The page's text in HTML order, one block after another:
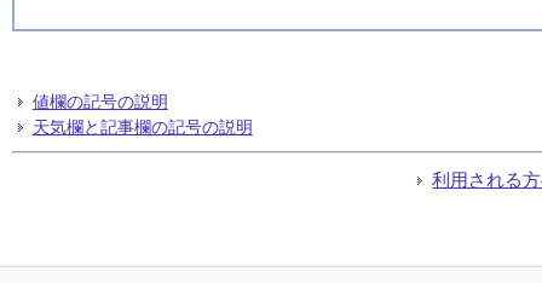
値欄の記号の説明
天気欄と記事欄の記号の説明
利用される